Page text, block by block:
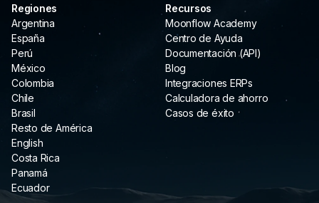
Regiones
Argentina
España
Perú
México
Colombia
Chile
Brasil
Resto de América
English
Costa Rica
Panamá
Ecuador
Recursos
Moonflow Academy
Centro de Ayuda
Documentación (API)
Blog
Integraciones ERPs
Calculadora de ahorro
Casos de éxito